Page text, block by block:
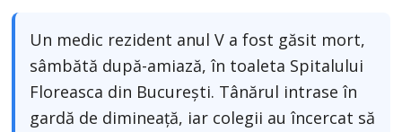
Un medic rezident anul V a fost găsit mort,
sâmbătă după-amiază, în toaleta Spitalului
Floreasca din București. Tânărul intrase în
gardă de dimineață, iar colegii au încercat să